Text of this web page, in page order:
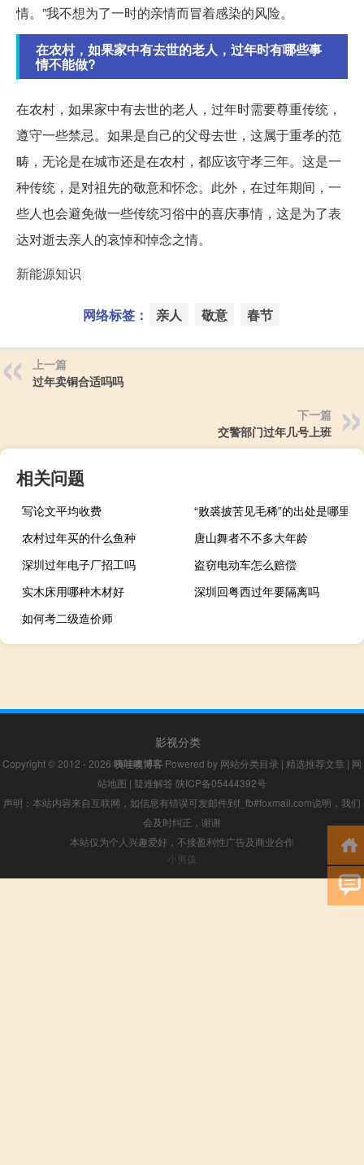
情。”我不想为了一时的亲情而冒着感染的风险。
在农村，如果家中有去世的老人，过年时有哪些事
情不能做?
在农村，如果家中有去世的老人，过年时需要尊重传统，
遵守一些禁忌。如果是自己的父母去世，这属于重孝的范
畴，无论是在城市还是在农村，都应该守孝三年。这是一
种传统，是对祖先的敬意和怀念。此外，在过年期间，一
些人也会避免做一些传统习俗中的喜庆事情，这是为了表
达对逝去亲人的哀悼和悼念之情。
新能源知识
网络标签： 亲人 敬意 春节
上一篇
过年卖铜合适吗吗
下一篇
交警部门过年几号上班
相关问题
写论文平均收费
“败裘披苦见毛稀”的出处是哪里
农村过年买的什么鱼种
唐山舞者不不多大年龄
深圳过年电子厂招工吗
盗窃电动车怎么赔偿
实木床用哪种木材好
深圳回粤西过年要隔离吗
如何考二级造价师
影视分类
Copyright © 2012 - 2026 咦哇噢博客 Powered by 网站分类目录 | 精选推荐文章 | 网
站地图 | 疑难解答 陕ICP备05444392号
声明：本站内容来自互联网，如信息有错误可发邮件到f_fb#foxmail.com说明，我们
会及时纠正，谢谢
本站仅为个人兴趣爱好，不接盈利性广告及商业合作
小男孩